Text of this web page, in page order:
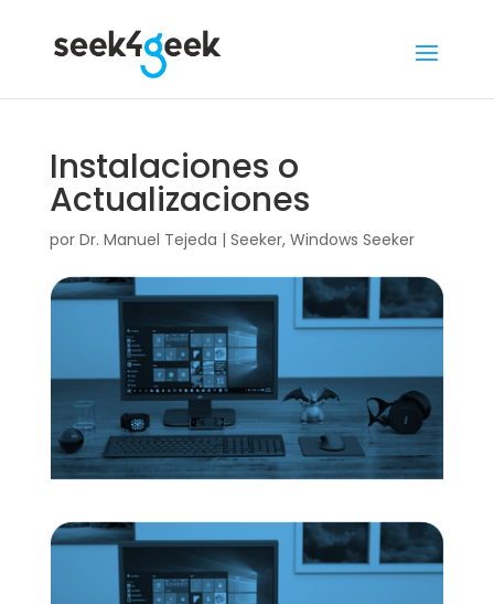
Instalaciones o
Actualizaciones
por Dr. Manuel Tejeda | Seeker, Windows Seeker